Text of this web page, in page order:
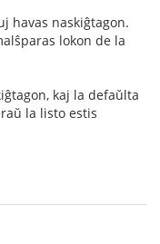
havas naskiĝtagon.
lokon de la
kaj la defaŭlta
la listo estis